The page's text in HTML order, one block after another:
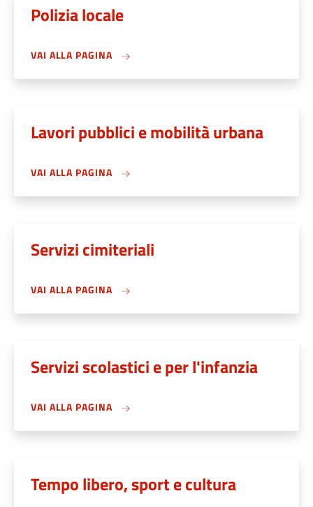
Polizia locale
VAI ALLA PAGINA
Lavori pubblici e mobilità urbana
VAI ALLA PAGINA
Servizi cimiteriali
VAI ALLA PAGINA
Servizi scolastici e per l'infanzia
VAI ALLA PAGINA
Tempo libero, sport e cultura